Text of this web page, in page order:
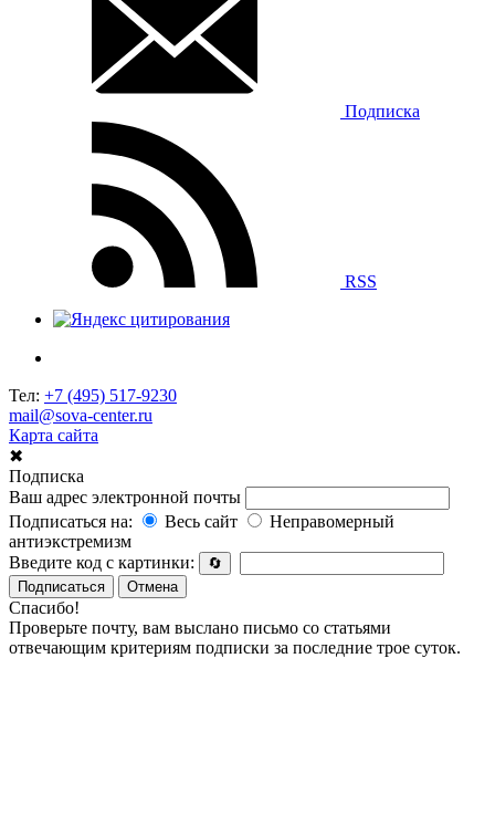
Подписка
RSS
Тел: +7 (495) 517-9230
mail@sova-center.ru
Карта сайта
✖
Подписка
Ваш адрес электронной почты
Подписаться на:
Весь сайт
Неправомерный
антиэкстремизм
Введите код с картинки:
🔄
Подписаться
Отмена
Спасибо!
Проверьте почту, вам выслано письмо со статьями
отвечающим критериям подписки за последние трое суток.